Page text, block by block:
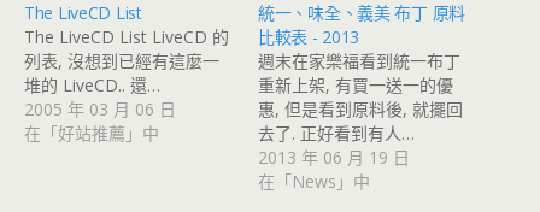
The LiveCD List
The LiveCD List LiveCD 的
列表, 沒想到已經有這麼一
堆的 LiveCD.. 還…
2005 年 03 月 06 日
在「好站推薦」中
統一、味全、義美 布丁 原料
比較表 - 2013
週末在家樂福看到統一布丁
重新上架, 有買一送一的優
惠, 但是看到原料後, 就擺回
去了. 正好看到有人…
2013 年 06 月 19 日
在「News」中